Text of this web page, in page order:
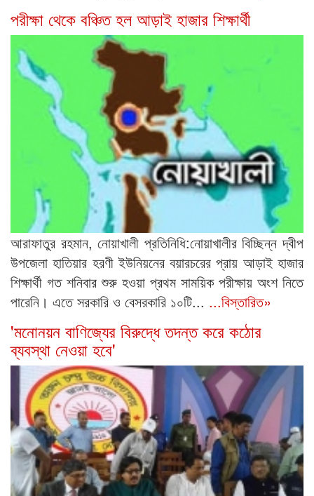
পরীক্ষা থেকে বঞ্চিত হল আড়াই হাজার শিক্ষার্থী
আরাফাতুর রহমান, নোয়াখালী প্রতিনিধি:নোয়াখালীর বিচ্ছিন্ন দ্বীপ
উপজেলা হাতিয়ার হরণী ইউনিয়নের বয়ারচরের প্রায় আড়াই হাজার
শিক্ষার্থী গত শনিবার শুরু হওয়া প্রথম সাময়িক পরীক্ষায় অংশ নিতে
পারেনি। এতে সরকারি ও বেসরকারি ১০টি... ...বিস্তারিত»
'মনোনয়ন বাণিজ্যের বিরুদ্ধে তদন্ত করে কঠোর
ব্যবস্থা নেওয়া হবে'